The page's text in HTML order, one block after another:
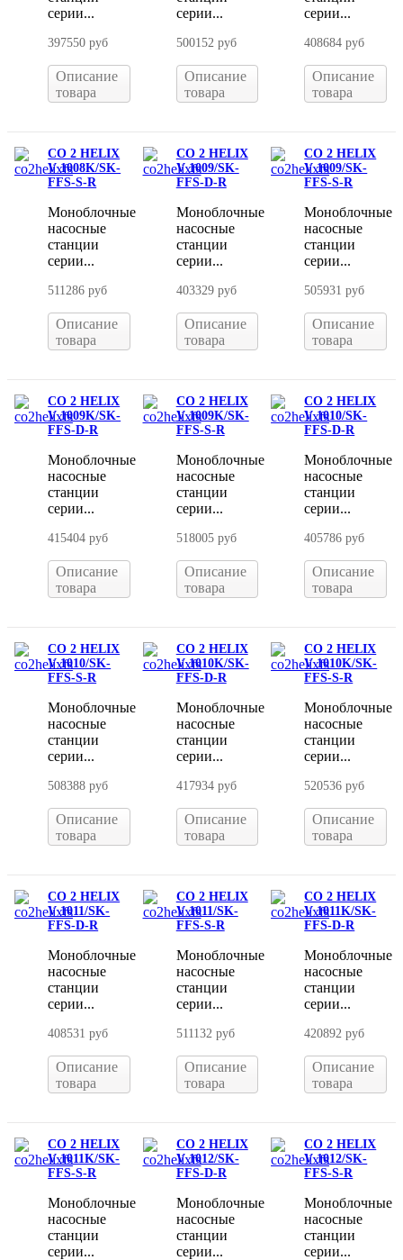
серии...
397550 руб
Описание
товара
серии...
500152 руб
Описание
товара
серии...
408684 руб
Описание
товара
CO 2 HELIX
V 1008K/SK-
FFS-S-R
Моноблочные
насосные
станции
серии...
511286 руб
Описание
товара
CO 2 HELIX
V 1009/SK-
FFS-D-R
Моноблочные
насосные
станции
серии...
403329 руб
Описание
товара
CO 2 HELIX
V 1009/SK-
FFS-S-R
Моноблочные
насосные
станции
серии...
505931 руб
Описание
товара
CO 2 HELIX
V 1009K/SK-
FFS-D-R
Моноблочные
насосные
станции
серии...
415404 руб
Описание
товара
CO 2 HELIX
V 1009K/SK-
FFS-S-R
Моноблочные
насосные
станции
серии...
518005 руб
Описание
товара
CO 2 HELIX
V 1010/SK-
FFS-D-R
Моноблочные
насосные
станции
серии...
405786 руб
Описание
товара
CO 2 HELIX
V 1010/SK-
FFS-S-R
Моноблочные
насосные
станции
серии...
508388 руб
Описание
товара
CO 2 HELIX
V 1010K/SK-
FFS-D-R
Моноблочные
насосные
станции
серии...
417934 руб
Описание
товара
CO 2 HELIX
V 1010K/SK-
FFS-S-R
Моноблочные
насосные
станции
серии...
520536 руб
Описание
товара
CO 2 HELIX
V 1011/SK-
FFS-D-R
Моноблочные
насосные
станции
серии...
408531 руб
Описание
товара
CO 2 HELIX
V 1011/SK-
FFS-S-R
Моноблочные
насосные
станции
серии...
511132 руб
Описание
товара
CO 2 HELIX
V 1011K/SK-
FFS-D-R
Моноблочные
насосные
станции
серии...
420892 руб
Описание
товара
CO 2 HELIX
V 1011K/SK-
FFS-S-R
Моноблочные
насосные
станции
серии...
CO 2 HELIX
V 1012/SK-
FFS-D-R
Моноблочные
насосные
станции
серии...
CO 2 HELIX
V 1012/SK-
FFS-S-R
Моноблочные
насосные
станции
серии...